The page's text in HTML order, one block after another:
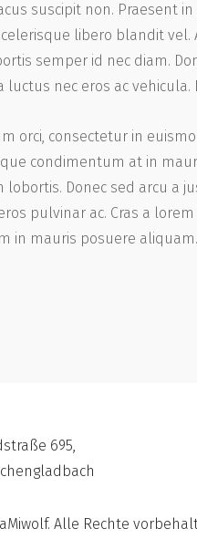
suscipit non. Praesent
libero blandit vel.
semper id nec diam.
luctus nec eros ac
orci, consectetur in
condimentum at in
Donec sed arcu a
pulvinar ac. Cras a
in mauris posuere aliquam.
695,
Alle Rechte